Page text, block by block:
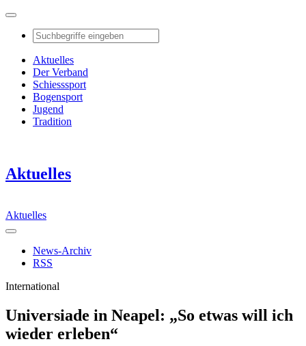
Aktuelles
Der Verband
Schiesssport
Bogensport
Jugend
Tradition
Aktuelles
Aktuelles
News-Archiv
RSS
International
Universiade in Neapel: „So etwas will ich
wieder erleben“